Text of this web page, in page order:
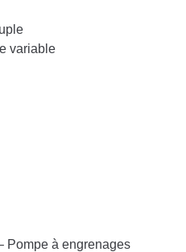
variable
Pompe à engrenages